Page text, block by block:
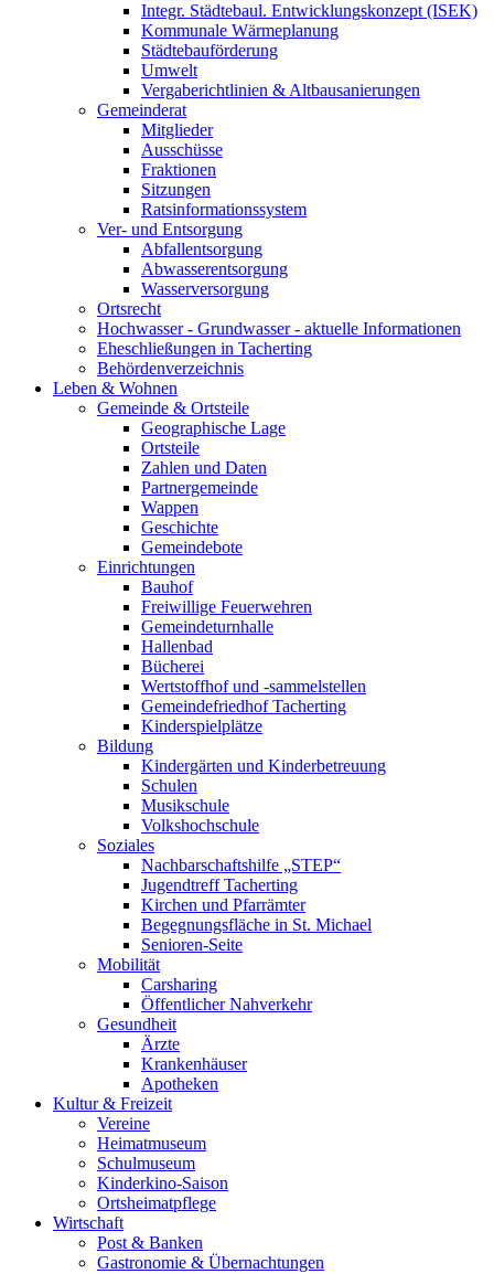
Integr. Städtebaul. Entwicklungskonzept (ISEK)
Kommunale Wärmeplanung
Städtebauförderung
Umwelt
Vergaberichtlinien & Altbausanierungen
Gemeinderat
Mitglieder
Ausschüsse
Fraktionen
Sitzungen
Ratsinformationssystem
Ver- und Entsorgung
Abfallentsorgung
Abwasserentsorgung
Wasserversorgung
Ortsrecht
Hochwasser - Grundwasser - aktuelle Informationen
Eheschließungen in Tacherting
Behördenverzeichnis
Leben & Wohnen
Gemeinde & Ortsteile
Geographische Lage
Ortsteile
Zahlen und Daten
Partnergemeinde
Wappen
Geschichte
Gemeindebote
Einrichtungen
Bauhof
Freiwillige Feuerwehren
Gemeindeturnhalle
Hallenbad
Bücherei
Wertstoffhof und -sammelstellen
Gemeindefriedhof Tacherting
Kinderspielplätze
Bildung
Kindergärten und Kinderbetreuung
Schulen
Musikschule
Volkshochschule
Soziales
Nachbarschaftshilfe „STEP“
Jugendtreff Tacherting
Kirchen und Pfarrämter
Begegnungsfläche in St. Michael
Senioren-Seite
Mobilität
Carsharing
Öffentlicher Nahverkehr
Gesundheit
Ärzte
Krankenhäuser
Apotheken
Kultur & Freizeit
Vereine
Heimatmuseum
Schulmuseum
Kinderkino-Saison
Ortsheimatpflege
Wirtschaft
Post & Banken
Gastronomie & Übernachtungen